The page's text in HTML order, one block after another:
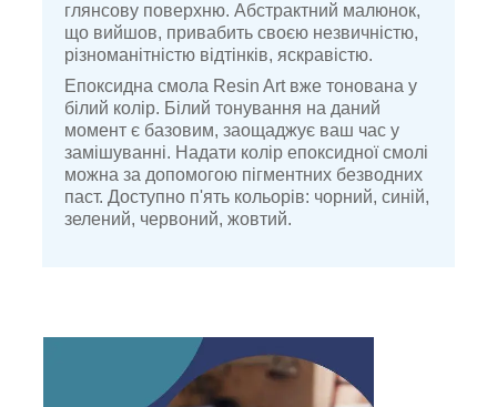
глянсову поверхню. Абстрактний малюнок,
що вийшов, привабить своєю незвичністю,
різноманітністю відтінків, яскравістю.
Епоксидна смола Resin Artвже тонована у
білий колір. Білий тонування на даний
момент є базовим, заощаджує ваш час у
замішуванні. Надати колір епоксидної смолі
можна за допомогою пігментних безводних
паст. Доступно п'ять кольорів: чорний, синій,
зелений, червоний, жовтий.